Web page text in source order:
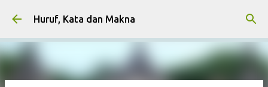
Skip to main content
Huruf, Kata dan Makna